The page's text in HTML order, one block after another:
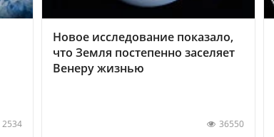
2534
Новое исследование показало,
что Земля постепенно заселяет
Венеру жизнью
36550